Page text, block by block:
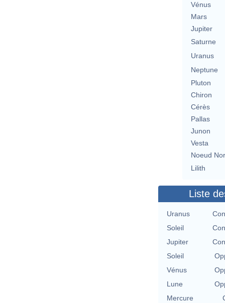
Vénus
Mars
Jupiter
Saturne
Uranus
Neptune
Pluton
Chiron
Cérès
Pallas
Junon
Vesta
Noeud
Lilith
Liste
Uranus
Soleil
Jupiter
Soleil
Vénus
Lune
Mercure